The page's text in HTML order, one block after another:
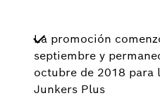
La promoción
septiembre y
octubre de 2018 para
Junkers Plus